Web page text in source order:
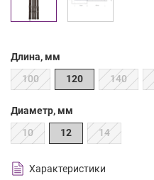
Длина, мм
100
120 140
Диаметр, мм
10
12 14
Характеристики